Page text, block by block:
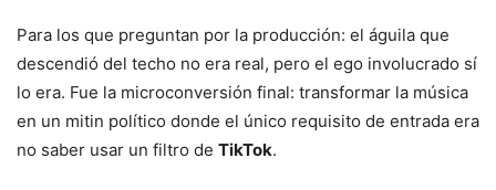
Para los que preguntan por la producción: el águila que
descendió del techo no era real, pero el ego involucrado sí
lo era. Fue la microconversión final: transformar la música
en un mitin político donde el único requisito de entrada era
no saber usar un filtro de TikTok.